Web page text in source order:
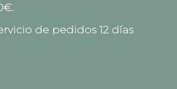
de pedidos 12 días